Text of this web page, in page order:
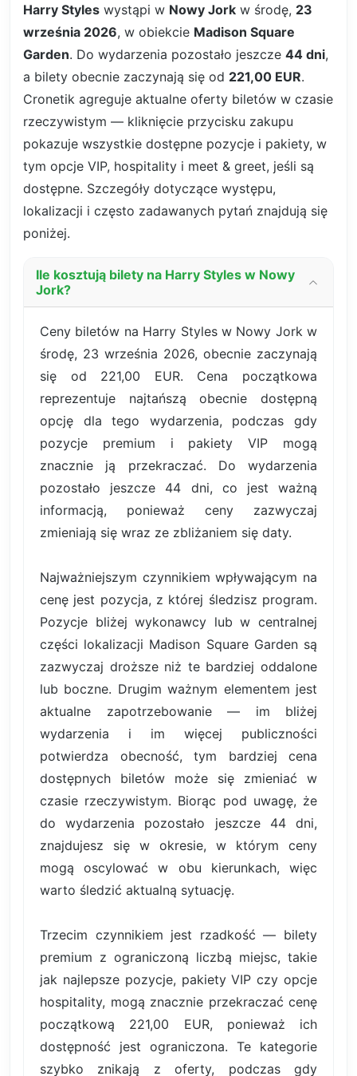
Harry Styles wystąpi w Nowy Jork w środę, 23
września 2026, w obiekcie Madison Square
Garden. Do wydarzenia pozostało jeszcze 44 dni,
a bilety obecnie zaczynają się od 221,00 EUR.
Cronetik agreguje aktualne oferty biletów w czasie
rzeczywistym — kliknięcie przycisku zakupu
pokazuje wszystkie dostępne pozycje i pakiety, w
tym opcje VIP, hospitality i meet & greet, jeśli są
dostępne. Szczegóły dotyczące występu,
lokalizacji i często zadawanych pytań znajdują się
poniżej.
Ile kosztują bilety na Harry Styles w Nowy
Jork?
Ceny biletów na Harry Styles w Nowy Jork w
środę, 23 września 2026, obecnie zaczynają
się od 221,00 EUR. Cena początkowa
reprezentuje najtańszą obecnie dostępną
opcję dla tego wydarzenia, podczas gdy
pozycje premium i pakiety VIP mogą
znacznie ją przekraczać. Do wydarzenia
pozostało jeszcze 44 dni, co jest ważną
informacją, ponieważ ceny zazwyczaj
zmieniają się wraz ze zbliżaniem się daty.
Najważniejszym czynnikiem wpływającym na
cenę jest pozycja, z której śledzisz program.
Pozycje bliżej wykonawcy lub w centralnej
części lokalizacji Madison Square Garden są
zazwyczaj droższe niż te bardziej oddalone
lub boczne. Drugim ważnym elementem jest
aktualne zapotrzebowanie — im bliżej
wydarzenia i im więcej publiczności
potwierdza obecność, tym bardziej cena
dostępnych biletów może się zmieniać w
czasie rzeczywistym. Biorąc pod uwagę, że
do wydarzenia pozostało jeszcze 44 dni,
znajdujesz się w okresie, w którym ceny
mogą oscylować w obu kierunkach, więc
warto śledzić aktualną sytuację.
Trzecim czynnikiem jest rzadkość — bilety
premium z ograniczoną liczbą miejsc, takie
jak najlepsze pozycje, pakiety VIP czy opcje
hospitality, mogą znacznie przekraczać cenę
początkową 221,00 EUR, ponieważ ich
dostępność jest ograniczona. Te kategorie
szybko znikają z oferty, podczas gdy